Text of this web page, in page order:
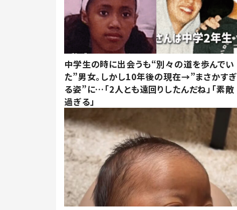
中学生の時に出会うも“別々の道を歩んでい
た”男女。しかし10年後の現在→”まさかすぎ
る姿”に…「2人とも遠回りしたんだね」「素敵
過ぎる」